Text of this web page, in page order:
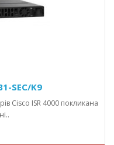
SEC/K9
Cisco ISR 4000 покликана